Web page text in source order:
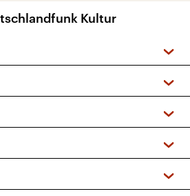
Kultur
Podcasts
+ DAB+)